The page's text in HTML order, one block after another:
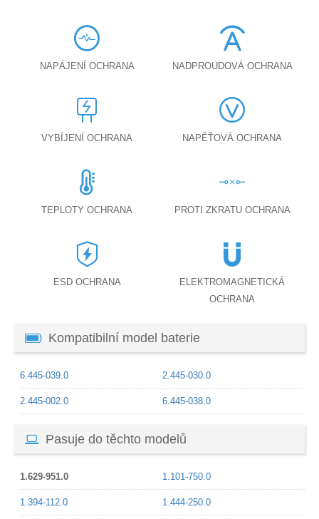
NAPÁJENÍ OCHRANA NADPROUDOVÁ OCHRANA
VYBÍJENÍ OCHRANA NAPĚŤOVÁ OCHRANA
TEPLOTY OCHRANA PROTI ZKRATU OCHRANA
ESD OCHRANA
ELEKTROMAGNETICKÁ
OCHRANA
Kompatibilní model baterie
6.445-039.0 2.445-030.0
2.445-002.0 6.445-038.0
Pasuje do těchto modelů
1.629-951.0 1.101-750.0
1.394-112.0 1.444-250.0